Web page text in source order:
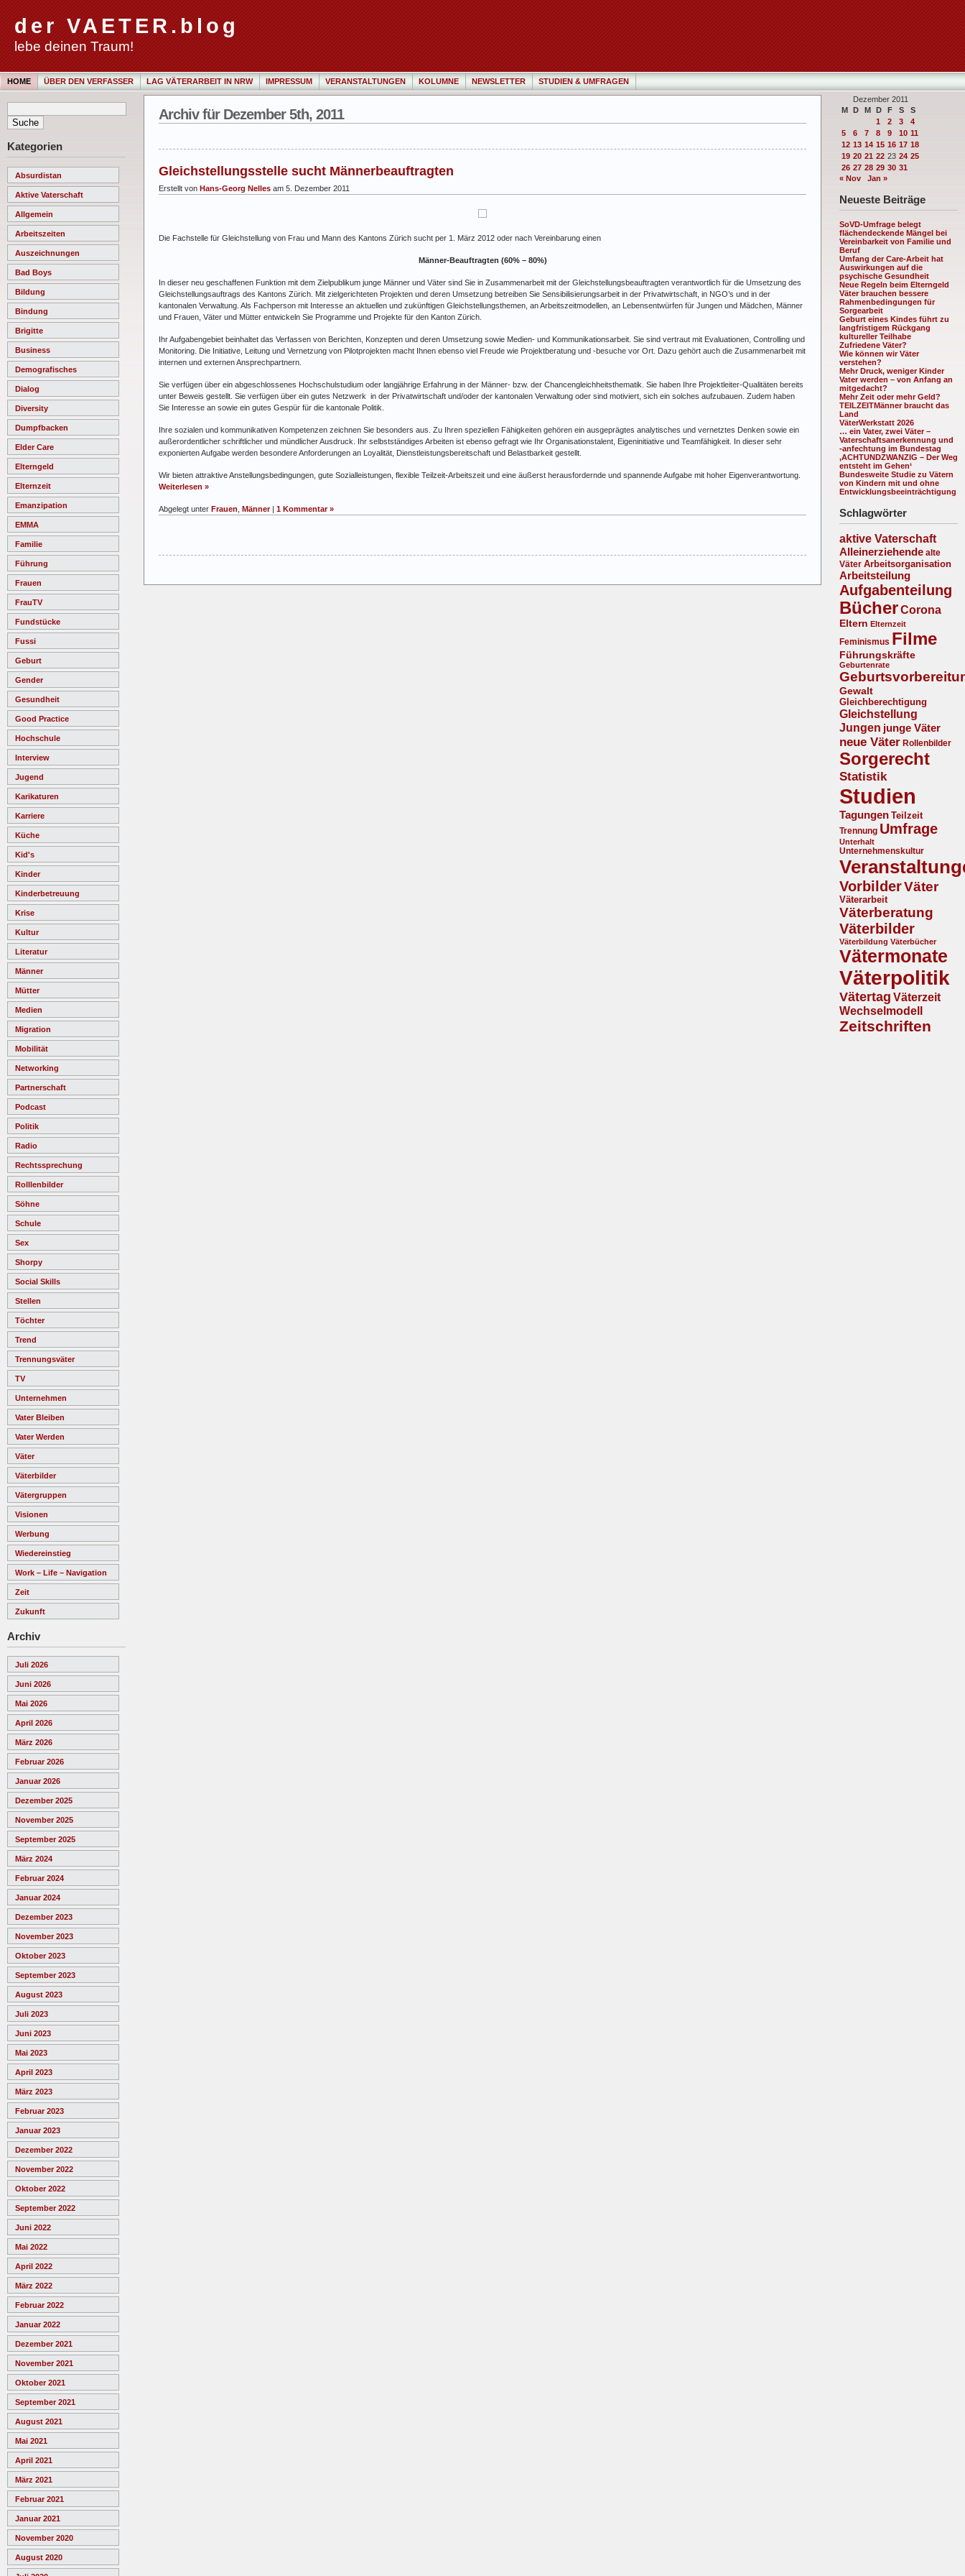
der VAETER.blog
lebe deinen Traum!
HOME ÜBER DEN VERFASSER LAG VÄTERARBEIT IN NRW IMPRESSUM VERANSTALTUNGEN KOLUMNE NEWSLETTER STUDIEN & UMFRAGEN
Kategorien
Absurdistan
Aktive Vaterschaft
Allgemein
Arbeitszeiten
Auszeichnungen
Bad Boys
Bildung
Bindung
Brigitte
Business
Demografisches
Dialog
Diversity
Dumpfbacken
Elder Care
Elterngeld
Elternzeit
Emanzipation
EMMA
Familie
Führung
Frauen
FrauTV
Fundstücke
Fussi
Geburt
Gender
Gesundheit
Good Practice
Hochschule
Interview
Jugend
Karikaturen
Karriere
Küche
Kid's
Kinder
Kinderbetreuung
Krise
Kultur
Literatur
Männer
Mütter
Medien
Migration
Mobilität
Networking
Partnerschaft
Podcast
Politik
Radio
Rechtssprechung
Rolllenbilder
Söhne
Schule
Sex
Shorpy
Social Skills
Stellen
Töchter
Trend
Trennungsväter
TV
Unternehmen
Vater Bleiben
Vater Werden
Väter
Väterbilder
Vätergruppen
Visionen
Werbung
Wiedereinstieg
Work – Life – Navigation
Zeit
Zukunft
Archiv
Juli 2026
Juni 2026
Mai 2026
April 2026
März 2026
Februar 2026
Januar 2026
Dezember 2025
November 2025
September 2025
März 2024
Februar 2024
Januar 2024
Dezember 2023
November 2023
Oktober 2023
September 2023
August 2023
Juli 2023
Juni 2023
Mai 2023
April 2023
März 2023
Februar 2023
Januar 2023
Dezember 2022
November 2022
Oktober 2022
September 2022
Juni 2022
Mai 2022
April 2022
März 2022
Februar 2022
Januar 2022
Dezember 2021
November 2021
Oktober 2021
September 2021
August 2021
Mai 2021
April 2021
März 2021
Februar 2021
Januar 2021
November 2020
August 2020
Dezember 2011
M D M D F S
S
1
2 3
4
5
6 7 8 9 10 11
12 13 14 15 16 17 18
19 20 21 22 23 24 25
26 27 28 29 30 31
« Nov
Jan »
Neueste Beiträge
SoVD-Umfrage belegt
flächendeckende Mängel bei
Vereinbarkeit von Familie und
Beruf
Umfang der Care-Arbeit hat
Auswirkungen auf die
psychische Gesundheit
Neue Regeln beim Elterngeld
Väter brauchen bessere
Rahmenbedingungen für
Sorgearbeit
Geburt eines Kindes führt zu
langfristigem Rückgang
kultureller Teilhabe
Zufriedene Väter?
Wie können wir Väter
verstehen?
Mehr Druck, weniger Kinder
Vater werden – von Anfang an
mitgedacht?
Mehr Zeit oder mehr Geld?
TEILZEITMänner braucht das
Land
VäterWerkstatt 2026
… ein Vater, zwei Väter –
Vaterschaftsanerkennung und
-anfechtung im Bundestag
‚ACHTUNDZWANZIG – Der Weg
entsteht im Gehen‘
Bundesweite Studie zu Vätern
von Kindern mit und ohne
Entwicklungsbeeinträchtigung
Schlagwörter
aktive Vaterschaft
Alleinerziehende alte
Väter Arbeitsorganisation
Arbeitsteilung
Aufgabenteilung
BücherCorona
Eltern Elternzeit
Feminismus Filme
Führungskräfte
Geburtenrate
Gewalt
Gleichberechtigung
Gleichstellung
Jungen junge Väter
neue Väter Rollenbilder
Sorgerecht
Statistik
Studien
Tagungen Teilzeit
Trennung Umfrage
Unterhalt
Unternehmenskultur
VorbilderVäter
Väterarbeit
Väterberatung
Väterbilder
Väterbildung Väterbücher
Vätermonate
Väterpolitik
Vätertag Väterzeit
Wechselmodell
Zeitschriften
Archiv für Dezember 5th, 2011
Gleichstellungsstelle sucht Männerbeauftragten
Erstellt von Hans-Georg Nelles am 5. Dezember 2011
Die Fachstelle für Gleichstellung von Frau und Mann des Kantons Zürich sucht per 1. März 2012 oder nach Vereinbarung einen
Männer-Beauftragten (60% – 80%)
In dieser neu geschaffenen Funktion mit dem Zielpublikum junge Männer und Väter sind Sie in Zusammenarbeit mit der Gleichstellungsbeauftragten verantwortlich für die Umsetzung des
Gleichstellungsauftrags des Kantons Zürich. Mit zielgerichteten Projekten und deren Umsetzung betreiben Sie Sensibilisierungsarbeit in der Privatwirtschaft, in NGO’s und in der
kantonalen Verwaltung. Als Fachperson mit Interesse an aktuellen und zukünftigen Gleichstellungsthemen, an Arbeitszeitmodellen, an Lebensentwürfen für Jungen und Mädchen, Männer
und Frauen, Väter und Mütter entwickeln Sie Programme und Projekte für den Kanton Zürich.
Ihr Aufgabengebiet beinhaltet das Verfassen von Berichten, Konzepten und deren Umsetzung sowie Medien- und Kommunikationsarbeit. Sie sind vertraut mit Evaluationen, Controlling und
Monitoring. Die Initiative, Leitung und Vernetzung von Pilotprojekten macht Ihnen ebenso viel Freude wie Projektberatung und -besuche vor Ort. Dazu gehört auch die Zusammenarbeit mit
internen und externen Ansprechpartnern.
Sie verfügen über ein abgeschlossenes Hochschulstudium oder langjährige Erfahrung in der Männer- bzw. der Chancengleichheitsthematik. Sie haben Ihre Projektleiter-Qualitäten bereits
unter Beweis gestellt. Sie verfügen über ein gutes Netzwerk in der Privatwirtschaft und/oder der kantonalen Verwaltung oder sind motiviert, sich ein solches aufzubauen. Zudem haben
Sie Interesse an sowie ein gutes Gespür für die kantonale Politik.
Ihre sozialen und kommunikativen Kompetenzen zeichnen Sie besonders aus. Zu Ihren speziellen Fähigkeiten gehören ein ausgeprägtes analytisches und vernetztes Denken sowie ein
außerordentlicher schriftlicher und mündlicher Ausdruck. Ihr selbstständiges Arbeiten ist ebenso gefragt wie Ihr Organisationstalent, Eigeninitiative und Teamfähigkeit. In dieser sehr
exponierten Aufgabe werden besondere Anforderungen an Loyalität, Dienstleistungsbereitschaft und Belastbarkeit gestellt.
Wir bieten attraktive Anstellungsbedingungen, gute Sozialleistungen, flexible Teilzeit-Arbeitszeit und eine äußerst herausfordernde und spannende Aufgabe mit hoher Eigenverantwortung.
Weiterlesen »
Abgelegt unter Frauen Männer| 1 Kommentar »